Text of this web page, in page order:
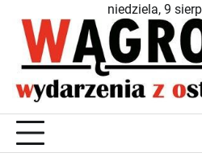
content
niedziela, 9